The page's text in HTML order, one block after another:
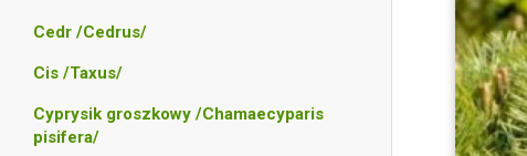
Cedr /Cedrus/
Cis /Taxus/
Cyprysik groszkowy /Chamaecyparis
pisifera/